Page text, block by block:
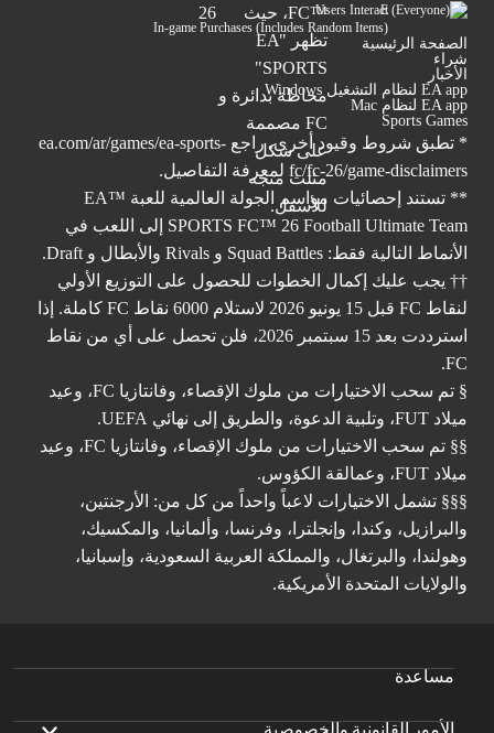
Users Interact
In-game Purchases (Includes Random Items)
الصفحة الرئيسية
شراء
الأخبار
EA app لنظام التشغيل Windows
EA app لنظام Mac
Sports Games
* تطبق شروط وقيود أخرى. راجع ea.com/ar/games/ea-sports-
fc/fc-26/game-disclaimers لمعرفة التفاصيل.
** تستند إحصائيات مواسم الجولة العالمية للعبة ™EA
SPORTS FC™ 26 Football Ultimate Team إلى اللعب في
الأنماط التالية فقط: Squad Battles و Rivals والأبطال و Draft.
†† يجب عليك إكمال الخطوات للحصول على التوزيع الأولي
لنقاط FC قبل 15 يونيو 2026 لاستلام 6000 نقاط FC كاملة. إذا
استرددت بعد 15 سبتمبر 2026، فلن تحصل على أي من نقاط
FC.
§ تم سحب الاختيارات من ملوك الإقصاء، وفانتازيا FC، وعيد
ميلاد FUT، وتلبية الدعوة، والطريق إلى نهائي UEFA.
§§ تم سحب الاختيارات من ملوك الإقصاء، وفانتازيا FC، وعيد
ميلاد FUT، وعمالقة الكؤوس.
§§§ تشمل الاختيارات لاعباً واحداً من كل من: الأرجنتين،
والبرازيل، وكندا، وإنجلترا، وفرنسا، وألمانيا، والمكسيك،
وهولندا، والبرتغال، والمملكة العربية السعودية، وإسبانيا،
والولايات المتحدة الأمريكية.
مساعدة